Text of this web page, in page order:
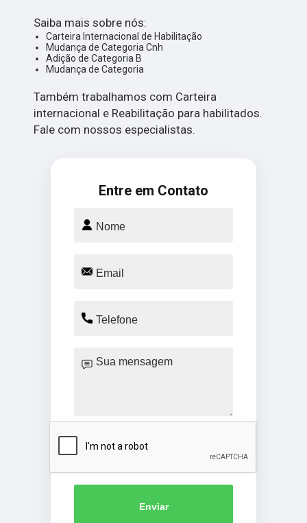
Saiba mais sobre nós:
Carteira Internacional de Habilitação
Mudança de Categoria Cnh
Adição de Categoria B
Mudança de Categoria
Também trabalhamos com Carteira
internacional e Reabilitação para habilitados.
Fale com nossos especialistas.
Entre em Contato
Enviar